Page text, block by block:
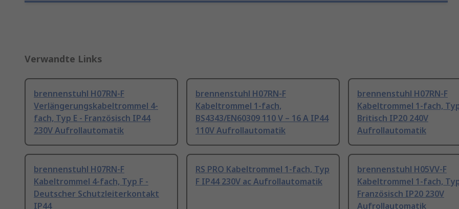
Verwandte Links
brennenstuhl H07RN-F
Verlängerungskabeltrommel 4-
fach, Typ E - Französisch IP44
230V Aufrollautomatik
brennenstuhl H07RN-F
Kabeltrommel 1-fach,
BS4343/EN60309 110 V – 16 A IP44
110V Aufrollautomatik
brennenstuhl H07RN-F
Kabeltrommel 1-fach,
Britisch IP20 240V
Aufrollautomatik
brennenstuhl H07RN-F
Kabeltrommel 4-fach, Typ F -
Deutscher Schutzleiterkontakt
IP44
RS PRO Kabeltrommel 1-fach, Typ
F IP44 230V ac Aufrollautomatik
brennenstuhl H05VV-F
Kabeltrommel 1-fach,
Französisch IP20 230V
Aufrollautomatik